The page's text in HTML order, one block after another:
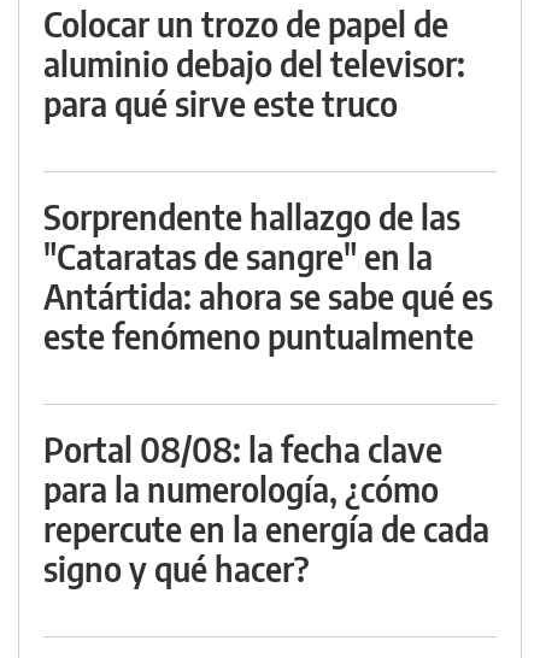
Colocar un trozo de papel de
aluminio debajo del televisor:
para qué sirve este truco
Sorprendente hallazgo de las
"Cataratas de sangre" en la
Antártida: ahora se sabe qué es
este fenómeno puntualmente
Portal 08/08: la fecha clave
para la numerología, ¿cómo
repercute en la energía de cada
signo y qué hacer?